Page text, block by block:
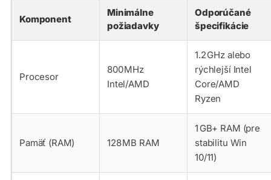
Komponent
Minimálne
požiadavky
Odporúčané
špecifikácie
Procesor
800 MHz
Intel/AMD
1.2 GHz alebo
rýchlejší Intel
Core/AMD
Ryzen
Pamäť (RAM) 128 MB RAM
1 GB+ RAM (pre
stabilitu Win
10/11)